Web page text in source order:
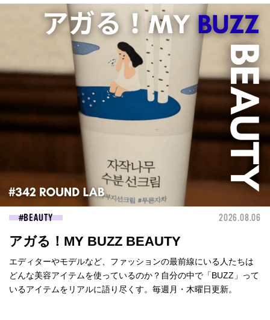
BEAUTY 2026.08.06
アガる！MY BUZZ BEAUTY
エディターやモデルなど、ファッションの最前線にいる人たちは
どんな美容アイテムを使っているのか？自分の中で「BUZZ」って
いるアイテムをリアルに語り尽くす。毎週月・木曜日更新。